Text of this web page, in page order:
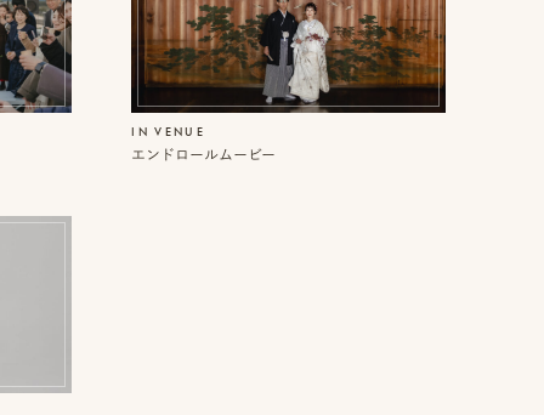
IN VENUE
エンドロールムービー